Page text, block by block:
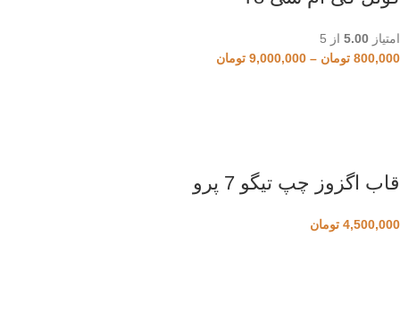
امتیاز 5.00 از 5
800,000 تومان –
9,000,000 تومان
قاب اگزوز چپ تیگو 7 پرو
4,500,000 تومان